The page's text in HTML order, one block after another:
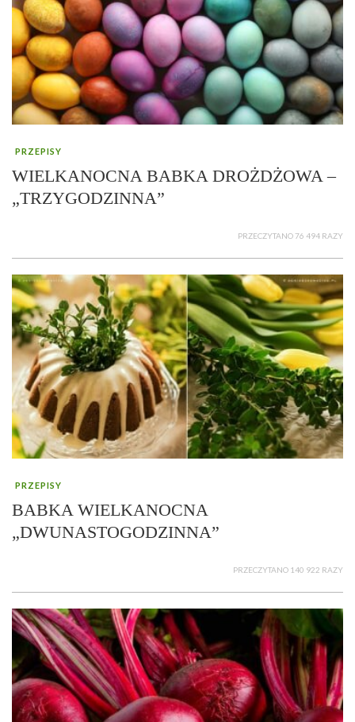
PRZEPISY
WIELKANOCNA BABKA DROŻDŻOWA –
„TRZYGODZINNA”
PRZECZYTANO 76 494 RAZY
PRZEPISY
BABKA WIELKANOCNA
„DWUNASTOGODZINNA”
PRZECZYTANO 140 922 RAZY